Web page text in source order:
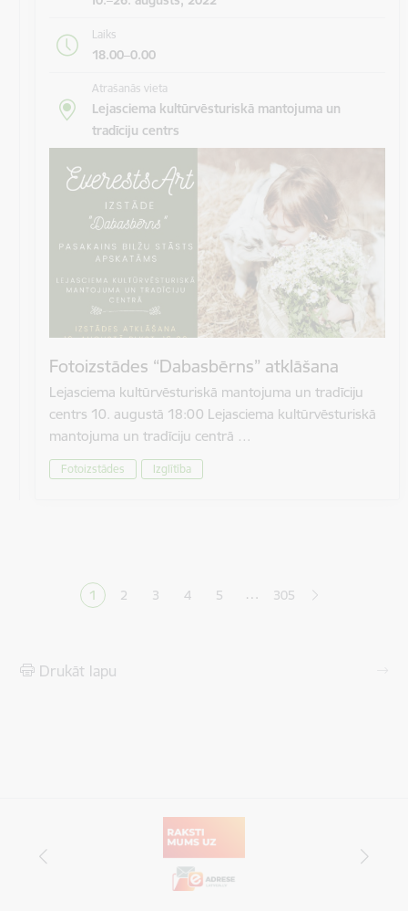
Laiks
18.00–0.00
Atrašanās vieta
Lejasciema kultūrvēsturiskā mantojuma un
tradīciju centrs
Fotoizstādes “Dabasbērns” atklāšana
Lejasciema kultūrvēsturiskā mantojuma un tradīciju
centrs 10. augustā 18:00 Lejasciema kultūrvēsturiskā
mantojuma un tradīciju centrā …
Fotoizstādes Izglītība
Pašreizējā lapa
1 Lapa
2 Lapa
3 Lapa
4 Lapa
5 … 305
Drukāt lapu